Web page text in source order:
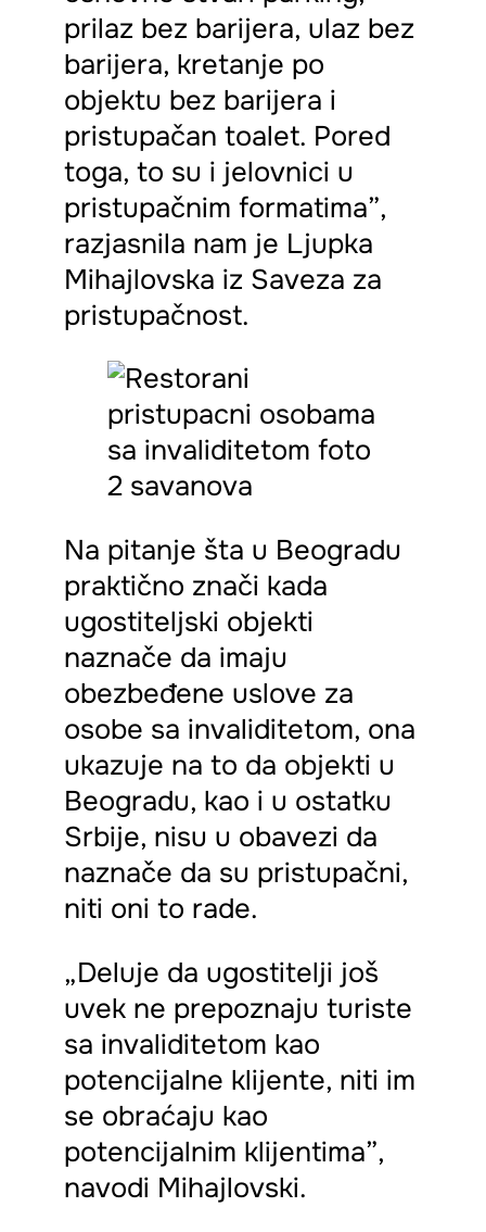
prilaz bez barijera, ulaz bez
barijera, kretanje po
objektu bez barijera i
pristupačan toalet. Pored
toga, to su i jelovnici u
pristupačnim formatima”,
razjasnila nam je Ljupka
Mihajlovska iz Saveza za
pristupačnost.
Na pitanje šta u Beogradu
praktično znači kada
ugostiteljski objekti
naznače da imaju
obezbeđene uslove za
osobe sa invaliditetom, ona
ukazuje na to da objekti u
Beogradu, kao i u ostatku
Srbije, nisu u obavezi da
naznače da su pristupačni,
niti oni to rade.
„Deluje da ugostitelji još
uvek ne prepoznaju turiste
sa invaliditetom kao
potencijalne klijente, niti im
se obraćaju kao
potencijalnim klijentima”,
navodi Mihajlovski.